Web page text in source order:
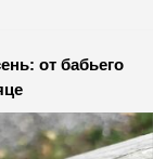
от бабьего